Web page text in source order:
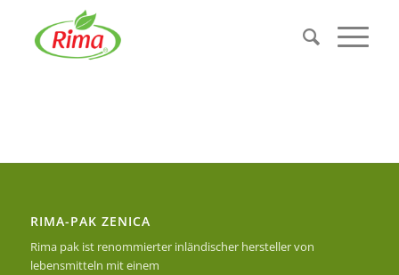
RIMA-PAK ZENICA
Rima pak ist renommierter inländischer hersteller von
lebensmitteln mit einem